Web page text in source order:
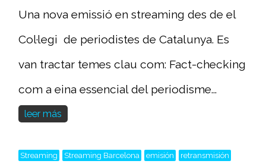
Una nova emissió en streaming des de el
Col·legi de periodistes de Catalunya. Es
van tractar temes clau com: Fact-checking
com a eina essencial del periodisme...
leer más
Streaming Streaming Barcelona emisión retransmisión